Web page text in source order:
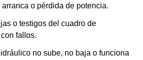
arranca o pérdida de potencia.
o testigos del cuadro de
fallos.
no sube, no baja o funciona